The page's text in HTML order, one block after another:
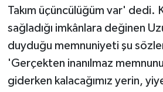
Takım üçüncülüğüm var' dedi.
sağladığı imkânlara değinen
duyduğu memnuniyeti şu
'Gerçekten inanılmaz
giderken kalacağımız yerin,